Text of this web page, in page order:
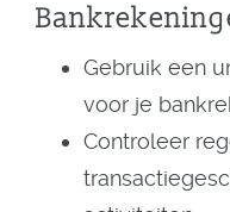
Gebruik een
voor je
Controleer